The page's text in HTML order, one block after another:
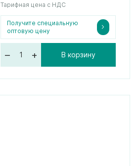
Тарифная цена с НДС
Получите специальную
оптовую цену
– + В корзину